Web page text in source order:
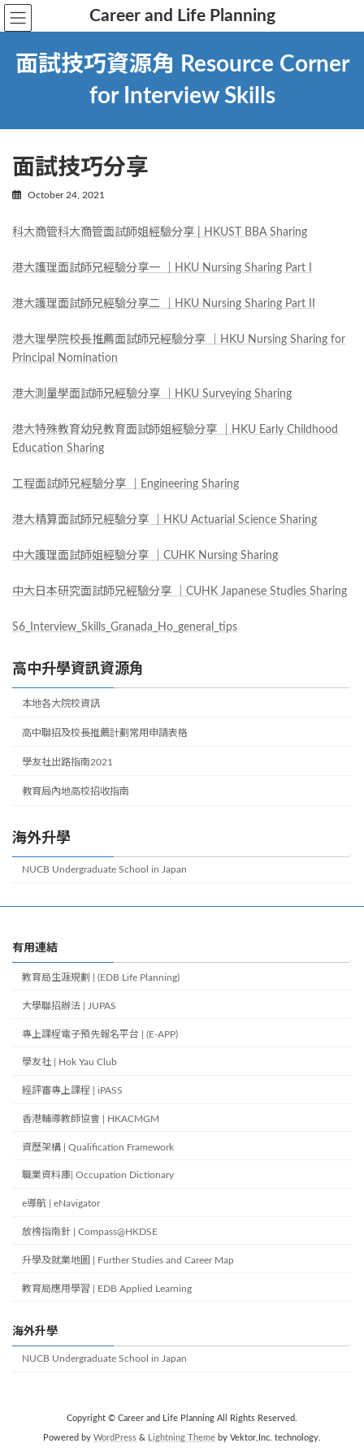
Career and Life Planning
面試技巧資源角 Resource Corner
for Interview Skills
面試技巧分享
October 24, 2021
科大商管科大商管面試師姐經驗分享 | HKUST BBA Sharing
港大護理面試師兄經驗分享一 ｜HKU Nursing Sharing Part I
港大護理面試師兄經驗分享二 ｜HKU Nursing Sharing Part II
港大理學院校長推薦面試師兄經驗分享 ｜HKU Nursing Sharing for
Principal Nomination
港大測量學面試師兄經驗分享 ｜HKU Surveying Sharing
港大特殊教育幼兒教育面試師姐經驗分享 ｜HKU Early Childhood
Education Sharing
工程面試師兄經驗分享 ｜Engineering Sharing
港大精算面試師兄經驗分享 ｜HKU Actuarial Science Sharing
中大護理面試師姐經驗分享 ｜CUHK Nursing Sharing
中大日本研究面試師兄經驗分享 ｜CUHK Japanese Studies Sharing
S6_Interview_Skills_Granada_Ho_general_tips
高中升學資訊資源角
本地各大院校資訊
高中聯招及校長推薦計劃常用申請表格
學友社出路指南2021
教育局內地高校招收指南
海外升學
NUCB Undergraduate School in Japan
有用連結
教育局生涯規劃 | (EDB Life Planning)
大學聯招辦法 | JUPAS
專上課程電子預先報名平台 | (E-APP)
學友社 | Hok Yau Club
經評審專上課程 | iPASS
香港輔導教師協會 | HKACMGM
資歷架構 | Qualification Framework
職業資料庫| Occupation Dictionary
e導航 | eNavigator
放榜指南針 | Compass@HKDSE
升學及就業地圖 | Further Studies and Career Map
教育局應用學習 | EDB Applied Learning
海外升學
NUCB Undergraduate School in Japan
Copyright © Career and Life Planning All Rights Reserved.
Powered by WordPress & Lightning Theme by Vektor,Inc. technology.